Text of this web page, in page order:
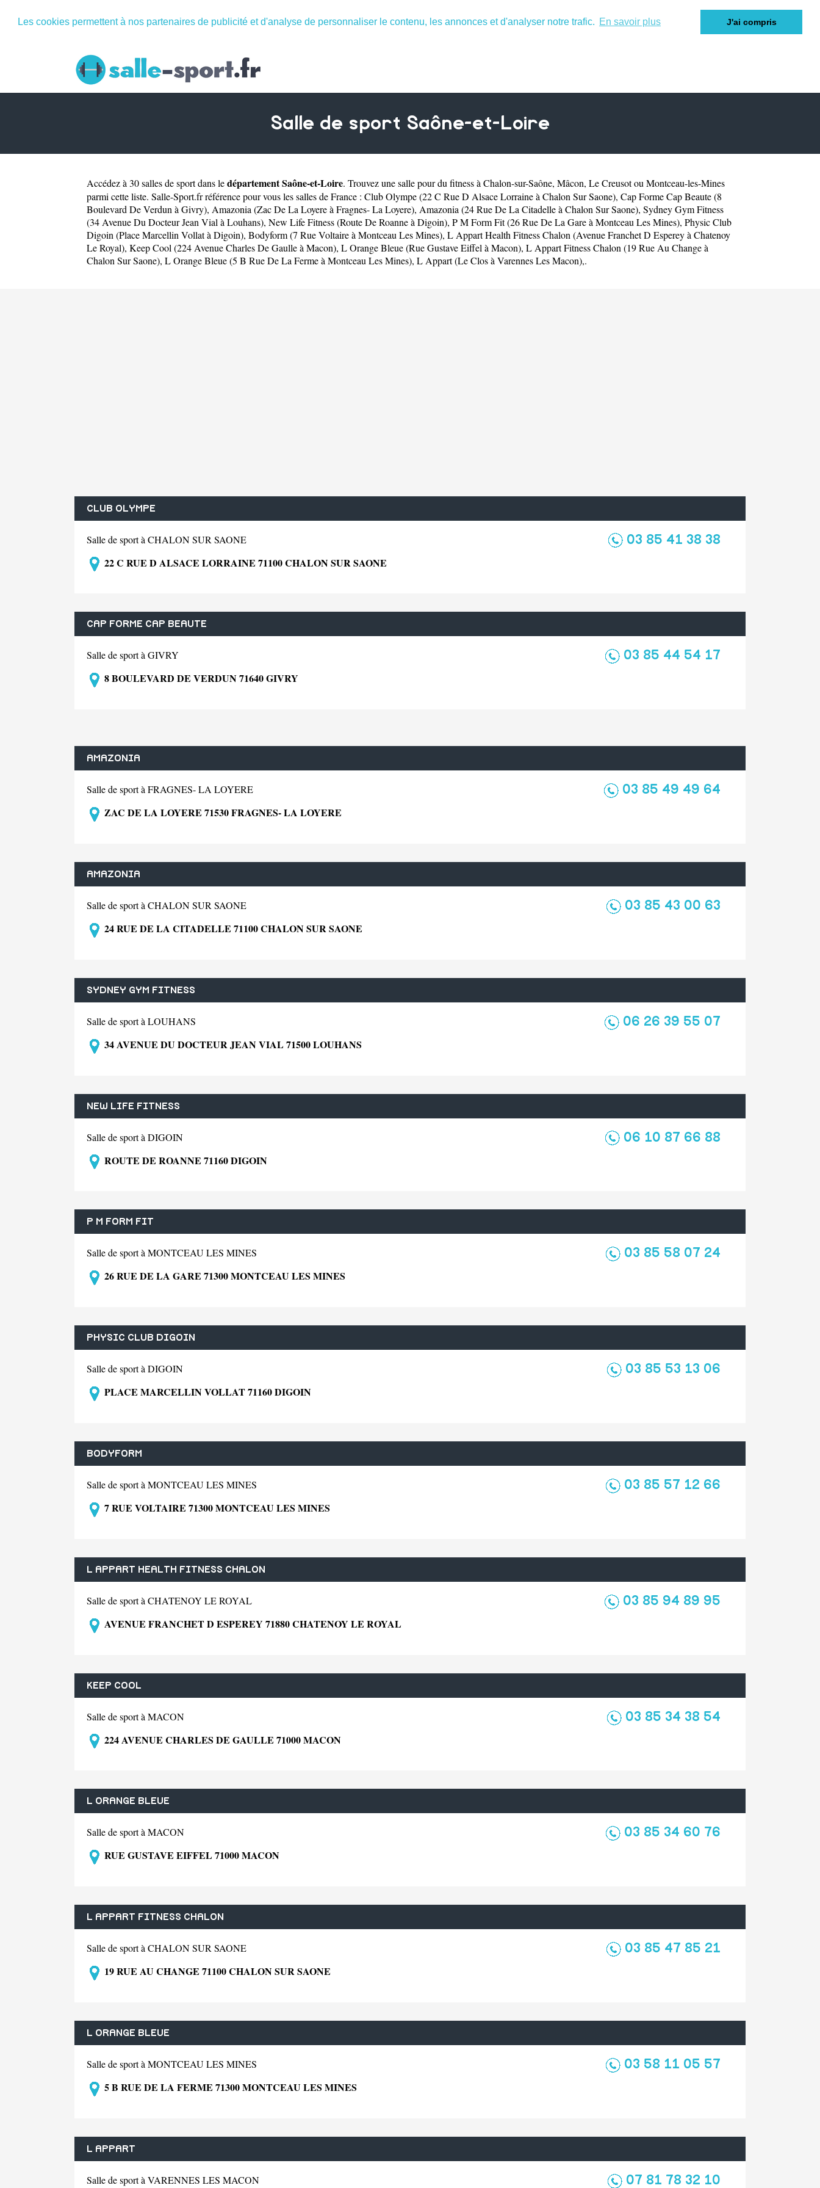
Les cookies permettent à nos partenaires de publicité et d'analyse de personnaliser le contenu, les annonces et d'analyser notre trafic. En savoir plus J'ai compris
Salle de sport Saône-et-Loire
Accédez à 30 salles de sport dans ledépartement Saône-et-Loire. Trouvez une salle pour du fitness à Chalon-sur-Saône, Mâcon, Le Creusotou Montceau-les-Mines
parmi cette liste. Salle-Sport.fr référence pour vous les salles de France : Club Olympe (22 C Rue D Alsace Lorraine à Chalon Sur Saone), Cap Forme Cap Beaute (8
Boulevard De Verdun à Givry), Amazonia (Zac De La Loyere à Fragnes- La Loyere), Amazonia (24 Rue De La Citadelle à Chalon Sur Saone), Sydney Gym Fitness
(34 Avenue Du Docteur Jean Vial à Louhans), New Life Fitness (Route De Roanne à Digoin), P M Form Fit (26 Rue De La Gare à Montceau Les Mines), Physic Club
Digoin (Place Marcellin Vollat à Digoin), Bodyform (7 Rue Voltaire à Montceau Les Mines), L Appart Health Fitness Chalon (Avenue Franchet D Esperey à Chatenoy
Le Royal), Keep Cool (224 Avenue Charles De Gaulle à Macon), L Orange Bleue (Rue Gustave Eiffel à Macon), L Appart Fitness Chalon (19 Rue Au Change à
Chalon Sur Saone), L Orange Bleue (5 B Rue De La Ferme à Montceau Les Mines), L Appart (Le Clos à Varennes Les Macon),.
CLUB OLYMPE
03 85 41 38 38
Salle de sport à CHALON SUR SAONE
22 C RUE D ALSACE LORRAINE 71100 CHALON SUR SAONE
CAP FORME CAP BEAUTE
03 85 44 54 17
Salle de sport à GIVRY
8 BOULEVARD DE VERDUN 71640 GIVRY
AMAZONIA
03 85 49 49 64
Salle de sport à FRAGNES- LA LOYERE
ZAC DE LA LOYERE 71530 FRAGNES- LA LOYERE
AMAZONIA
03 85 43 00 63
Salle de sport à CHALON SUR SAONE
24 RUE DE LA CITADELLE 71100 CHALON SUR SAONE
SYDNEY GYM FITNESS
06 26 39 55 07
Salle de sport à LOUHANS
34 AVENUE DU DOCTEUR JEAN VIAL 71500 LOUHANS
NEW LIFE FITNESS
06 10 87 66 88
Salle de sport à DIGOIN
ROUTE DE ROANNE 71160 DIGOIN
P M FORM FIT
03 85 58 07 24
Salle de sport à MONTCEAU LES MINES
26 RUE DE LA GARE 71300 MONTCEAU LES MINES
PHYSIC CLUB DIGOIN
03 85 53 13 06
Salle de sport à DIGOIN
PLACE MARCELLIN VOLLAT 71160 DIGOIN
BODYFORM
03 85 57 12 66
Salle de sport à MONTCEAU LES MINES
7 RUE VOLTAIRE 71300 MONTCEAU LES MINES
L APPART HEALTH FITNESS CHALON
03 85 94 89 95
Salle de sport à CHATENOY LE ROYAL
AVENUE FRANCHET D ESPEREY 71880 CHATENOY LE ROYAL
KEEP COOL
03 85 34 38 54
Salle de sport à MACON
224 AVENUE CHARLES DE GAULLE 71000 MACON
L ORANGE BLEUE
03 85 34 60 76
Salle de sport à MACON
RUE GUSTAVE EIFFEL 71000 MACON
L APPART FITNESS CHALON
03 85 47 85 21
Salle de sport à CHALON SUR SAONE
19 RUE AU CHANGE 71100 CHALON SUR SAONE
L ORANGE BLEUE
03 58 11 05 57
Salle de sport à MONTCEAU LES MINES
5 B RUE DE LA FERME 71300 MONTCEAU LES MINES
L APPART
07 81 78 32 10
Salle de sport à VARENNES LES MACON